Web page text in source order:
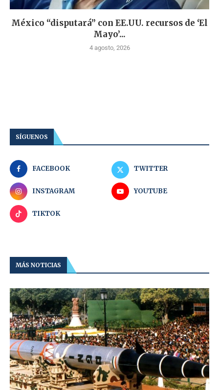
México “disputará” con EE.UU. recursos de ‘El
Mayo’...
4 agosto, 2026
SÍGUENOS
FACEBOOK TWITTER
INSTAGRAM YOUTUBE
TIKTOK
MÁS NOTICIAS